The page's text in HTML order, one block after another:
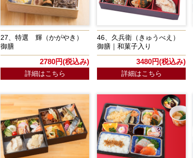
27、特選 輝（かがやき）
御膳
2780円(税込み)
詳細はこちら
46、久兵衛（きゅうべえ）
御膳｜和菓子入り
3480円(税込み)
詳細はこちら